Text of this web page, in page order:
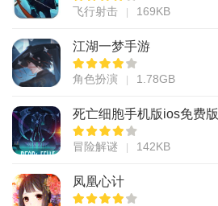
飞行射击 169KB
江湖一梦手游
角色扮演 1.78GB
死亡细胞手机版ios免费版
冒险解谜 142KB
凤凰心计